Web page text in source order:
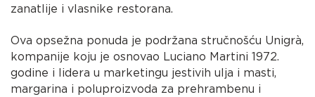
zanatlije i vlasnike restorana.
Ova opsežna ponuda je podržana stručnošću Unigrà,
kompanije koju je osnovao Luciano Martini 1972.
godine i lidera u marketingu jestivih ulja i masti,
margarina i poluproizvoda za prehrambenu i